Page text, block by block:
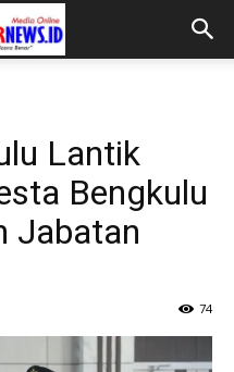
Lantik
Bengkulu
Jabatan
74